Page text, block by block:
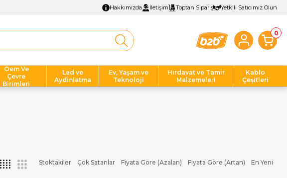
Hakkımızda İletişim Toptan Sipariş Yetkili Satıcımız Olun
0
Oem Ve
Çevre
Birimleri
Led ve
Aydınlatma
Ev, Yaşam ve
Teknoloji
Hırdavat ve Tamir
Malzemeleri
Kablo
Çeşitleri
En Yeni
Fiyata Göre (Artan)
Fiyata Göre (Azalan)
Çok Satanlar
Stoktakiler